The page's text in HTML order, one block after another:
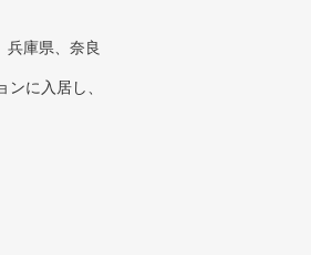
兵庫県、奈良
に入居し、